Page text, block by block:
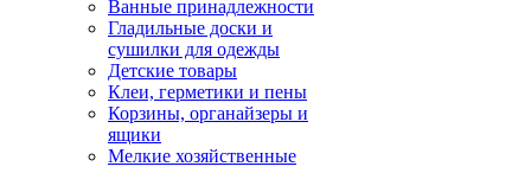
Ванные принадлежности
Гладильные доски и
сушилки для одежды
Детские товары
Клеи, герметики и пены
Корзины, органайзеры и
ящики
Мелкие хозяйственные